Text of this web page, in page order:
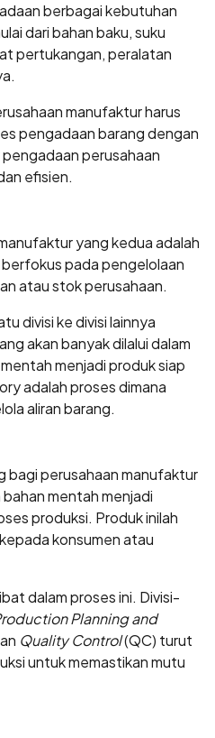
berbagai kebutuhan
dari bahan baku, suku
pertukangan, peralatan
manufaktur harus
pengadaan barang dengan
perusahaan
efisien.
yang kedua adalah
berfokus pada pengelolaan
atau stok perusahaan.
divisi ke divisi lainnya
akan banyak dilalui dalam
menjadi produk siap
adalah proses dimana
aliran barang.
bagi perusahaan manufaktur
mentah menjadi
produksi. Produk inilah
konsumen atau
dalam proses ini. Divisi-
Planning and
Quality Control(QC) turut
untuk memastikan mutu